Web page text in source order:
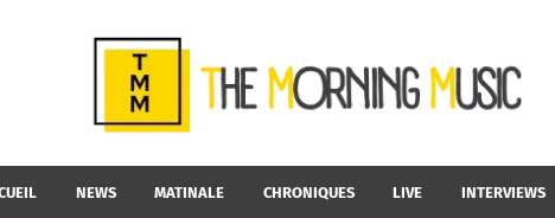
NEWS MATINALE CHRONIQUES LIVE INTERVIEWS